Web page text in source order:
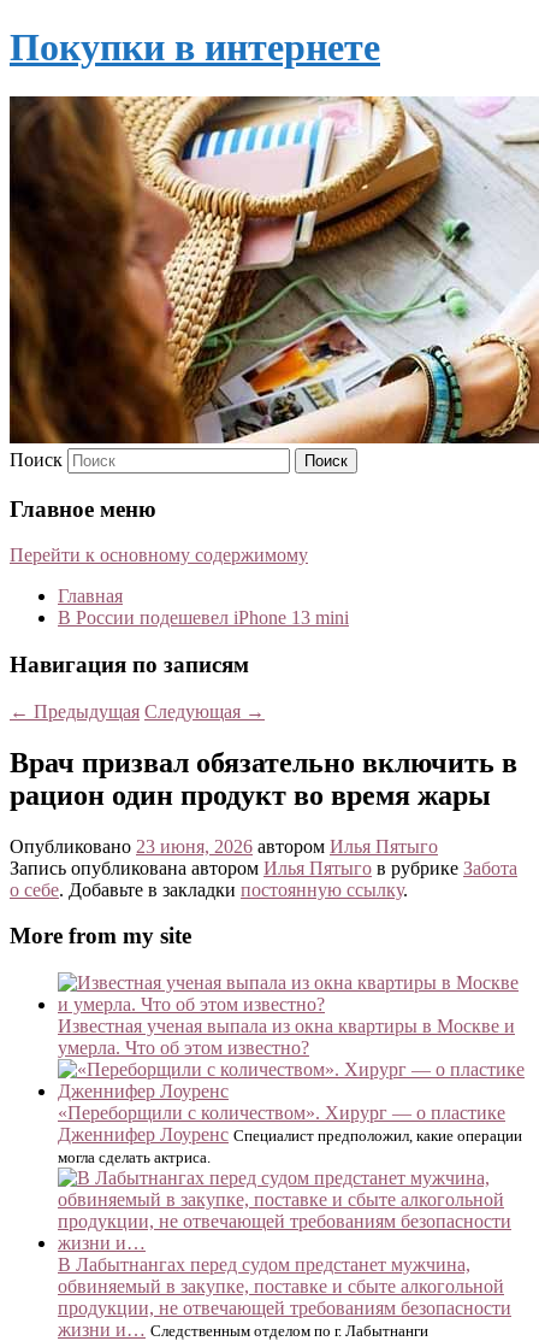
Покупки в интернете
Поиск
Главное меню
Перейти к основному содержимому
Главная
В России подешевел iPhone 13 mini
Навигация по записям
← Предыдущая Следующая →
Врач призвал обязательно включить в
рацион один продукт во время жары
Опубликовано 23 июня, 2026 автором Илья Пятыго
Запись опубликована автором Илья Пятыго в рубрике Забота
о себе. Добавьте в закладки постоянную ссылку.
More from my site
Известная ученая выпала из окна квартиры в Москве и
умерла. Что об этом известно?
«Переборщили с количеством». Хирург — о пластике
Дженнифер Лоуренс Специалист предположил, какие операции
могла сделать актриса.
В Лабытнангах перед судом предстанет мужчина,
обвиняемый в закупке, поставке и сбыте алкогольной
продукции, не отвечающей требованиям безопасности
жизни и… Следственным отделом по г. Лабытнанги